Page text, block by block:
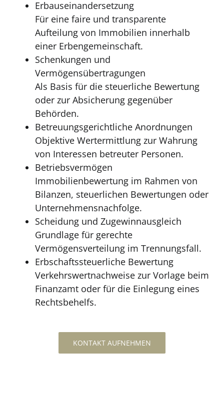
Erbauseinandersetzung
Für eine faire und transparente
Aufteilung von Immobilien innerhalb
einer Erbengemeinschaft.
Schenkungen und
Vermögensübertragungen
Als Basis für die steuerliche Bewertung
oder zur Absicherung gegenüber
Behörden.
Betreuungsgerichtliche Anordnungen
Objektive Wertermittlung zur Wahrung
von Interessen betreuter Personen.
Betriebsvermögen
Immobilienbewertung im Rahmen von
Bilanzen, steuerlichen Bewertungen oder
Unternehmensnachfolge.
Scheidung und Zugewinnausgleich
Grundlage für gerechte
Vermögensverteilung im Trennungsfall.
Erbschaftssteuerliche Bewertung
Verkehrswertnachweise zur Vorlage beim
Finanzamt oder für die Einlegung eines
Rechtsbehelfs.
KONTAKT AUFNEHMEN